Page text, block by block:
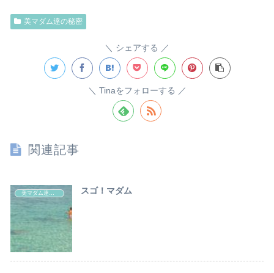
美マダム達の秘密
シェアする
Tinaをフォローする
関連記事
スゴ！マダム